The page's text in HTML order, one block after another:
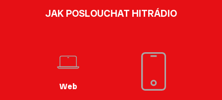
JAK POSLOUCHAT HITRÁDIO
Web